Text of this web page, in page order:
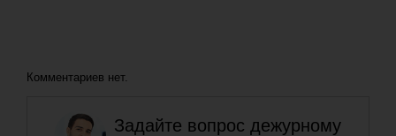
Комментариев нет.
Задайте вопрос дежурному